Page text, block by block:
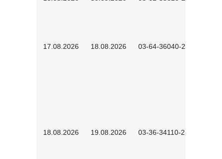
17.08.2026 18.08.2026 03-64-36040-2601
18.08.2026 19.08.2026 03-36-34110-2601